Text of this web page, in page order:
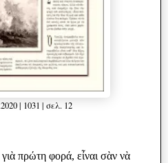
| 1031 | σελ. 12
πρώτη φορά, εἶναι σὰν νὰ